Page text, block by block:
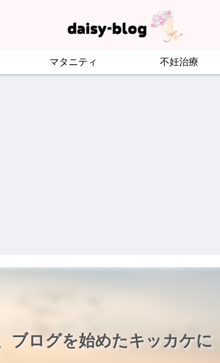
マタニティ 不妊治療
ブログを始めたキッカケに